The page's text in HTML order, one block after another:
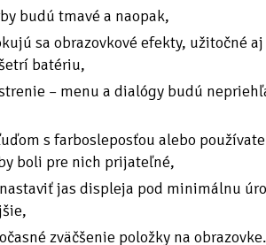
budú tmavé a naopak,
sa obrazovkové efekty, užitočné
batériu,
– menu a dialógy budú
s farbosleposťou alebo
boli pre nich prijateľné,
jas displeja pod minimálnu
zväčšenie položky na